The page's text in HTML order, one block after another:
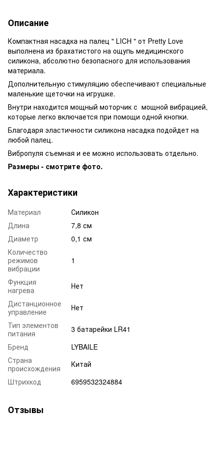
Описание
Компактная насадка на палец " LICH " от Pretty Love
выполнена из брахатистого на ощупь медицинского
силикона, абсолютно безопасного для использования
материала.
Дополнительную стимуляцию обеспечивают специальные
маленькие щеточки на игрушке.
Внутри находится мощный моторчик с мощной вибрацией,
которые легко включается при помощи одной кнопки.
Благодаря эластичности силикона насадка подойдет на
любой палец.
Вибропуля съемная и ее можно использовать отдельно.
Размеры - смотрите фото.
Характеристики
Материал
Силикон
Длина
7,8 см
Диаметр
0,1 см
Количество
режимов
вибрации
1
Функция
нагрева
Нет
Дистанционное
управление
Нет
Тип элементов
питания
3 батарейки LR41
Бренд
LYBAILE
Страна
происхождения
Китай
Штрихкод
6959532324884
Отзывы